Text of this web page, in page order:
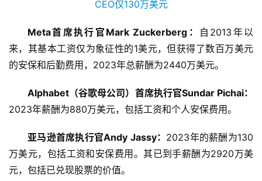
Meta首席执行官Mark Zuckerberg： 自2013年以
来，其基本工资仅为象征性的1美元，但获得了数百万美元
的安保和后勤费用，2023年总薪酬为2440万美元。
Alphabet（谷歌母公司）首席执行官Sundar Pichai：
2023年薪酬为880万美元，包括工资和个人安保费用。
亚马逊首席执行官Andy Jassy： 2023年的薪酬为130
万美元，包括工资和安保费用。其已到手薪酬为2920万美
元，包括已兑现股票的价值。